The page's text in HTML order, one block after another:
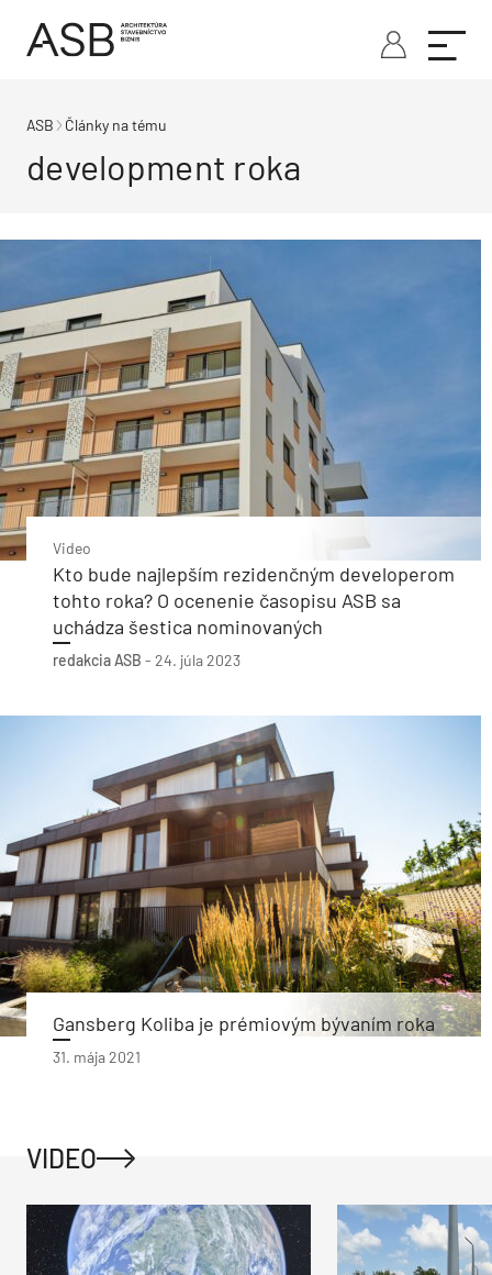
ASB Články na tému
development roka
Video
Kto bude najlepším rezidenčným developerom
tohto roka? O ocenenie časopisu ASB sa
uchádza šestica nominovaných
redakcia ASB - 24. júla 2023
Gansberg Koliba je prémiovým bývaním roka
31. mája 2021
VIDEO